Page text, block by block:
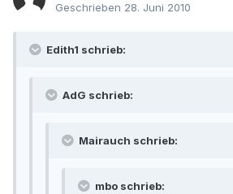
Geschrieben 28. Juni 2010
Edith1 schrieb:
AdG schrieb:
Mairauch schrieb:
mbo schrieb: